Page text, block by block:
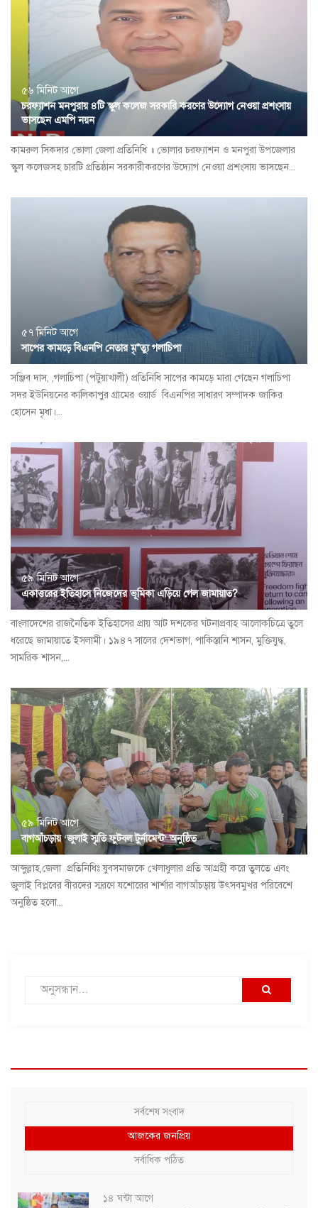
৫৬ মিনিট আগে
চরফ্যাশন মনপুরায় ৪টি স্কুল কলেজ সরকারি করণের উদ্যোগ নেওয়া প্রশংসায়
ভাসছেন এমপি নয়ন
কামরুল সিকদার ভোলা জেলা প্রতিনিধি ॥ ভোলার চরফ্যাশন ও মনপুরা উপজেলার
স্কুল কলেজসহ চারটি প্রতিষ্ঠান সরকারীকরণের উদ্যোগ নেওয়া প্রশংসায় ভাসছেন...
৫৭ মিনিট আগে
সাপের কামড়ে বিএনপি নেতার মৃ*ত্যু গলাচিপা
সঞ্জিব দাস, ,গলাচিপা (পটুয়াখালী) প্রতিনিধি সাপের কামড়ে মারা গেছেন গলাচিপা
সদর ইউনিয়নের কালিকাপুর গ্রামের ওয়ার্ড বিএনপির সাধারণ সম্পাদক জাকির
হোসেন মৃধা।...
৫৯ মিনিট আগে
একাত্তরের ইতিহাসে নিজেদের ভূমিকা এড়িয়ে গেল জামায়াত?
বাংলাদেশের রাজনৈতিক ইতিহাসের প্রায় আট দশকের ঘটনাপ্রবাহ আলোকচিত্রে তুলে
ধরেছে জামায়াতে ইসলামী। ১৯৪৭ সালের দেশভাগ, পাকিস্তানি শাসন, মুক্তিযুদ্ধ,
সামরিক শাসন,...
৫৯ মিনিট আগে
বাগআঁচড়ায় ‘জুলাই স্মৃতি ফুটবল টুর্নামেন্ট’ অনুষ্ঠিত
আব্দুল্লাহ,জেলা প্রতিনিধিঃ যুবসমাজকে খেলাধুলার প্রতি আগ্রহী করে তুলতে এবং
জুলাই বিপ্লবের বীরদের স্মরণে যশোরের শার্শার বাগআঁচড়ায় উৎসবমুখর পরিবেশে
অনুষ্ঠিত হলো...
সর্বশেষ সংবাদ
আজকের জনপ্রিয়
সর্বাধিক পঠিত
১৪ ঘন্টা আগে